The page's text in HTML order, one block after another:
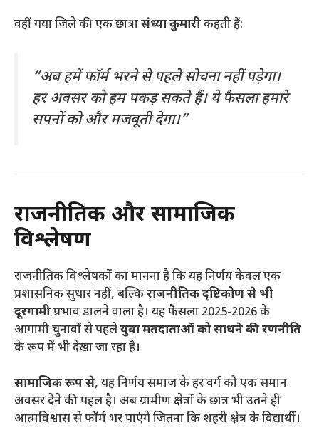
वहीं गया जिले की एक छात्रासंध्या कुमारीकहती हैं:
“अब हमें फॉर्म भरने से पहले सोचना नहीं पड़ेगा।
हर अवसर को हम पकड़ सकते हैं। ये फैसला हमारे
सपनों को और मजबूती देगा।”
राजनीतिक और सामाजिक
विश्लेषण
राजनीतिक विश्लेषकों का मानना है कि यह निर्णय केवल एक
प्रशासनिक सुधार नहीं, बल्किराजनीतिक दृष्टिकोण से भी
दूरगामीप्रभाव डालने वाला है। यह फैसला 2025-2026 के
आगामी चुनावों से पहलेयुवा मतदाताओं को साधने की रणनीति
के रूप में भी देखा जा रहा है।
सामाजिक रूप से, यह निर्णय समाज के हर वर्ग को एक समान
अवसर देने की पहल है। अब ग्रामीण क्षेत्रों के छात्र भी उतने ही
आत्मविश्वास से फॉर्म भर पाएंगे जितना कि शहरी क्षेत्र के विद्यार्थी।